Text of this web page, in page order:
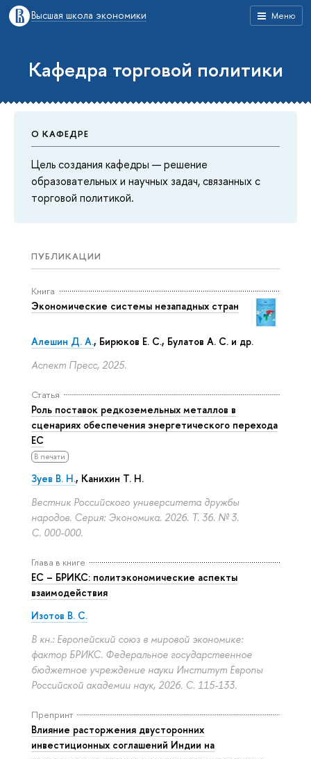
Меню
Высшая школа экономики
Кафедра торговой политики
О КАФЕДРЕ
Цель создания кафедры — решение
образовательных и научных задач, связанных с
торговой политикой.
ПУБЛИКАЦИИ
Книга
Экономические системы незападных стран
Алешин Д. А., Бирюков Е. С., Булатов А. С. и др.
Аспект Пресс, 2025.
Статья
Роль поставок редкоземельных металлов в
сценариях обеспечения энергетического перехода
ЕС
В печати
Зуев В. Н., Канихин Т. Н.
Вестник Российского университета дружбы
народов. Серия: Экономика. 2026. Т. 36. № 3.
С. 000-000.
Глава в книге
ЕС – БРИКС: политэкономические аспекты
взаимодействия
Изотов В. С.
В кн.: Европейский союз в мировой экономике:
фактор БРИКС. Федеральное государственное
бюджетное учреждение науки Институт Европы
Российской академии наук, 2026. С. 115-133.
Препринт
Влияние расторжения двусторонних
инвестиционных соглашений Индии на